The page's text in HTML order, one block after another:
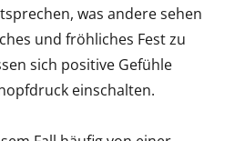
was andere sehen
und fröhliches Fest zu
sich positive Gefühle
einschalten.